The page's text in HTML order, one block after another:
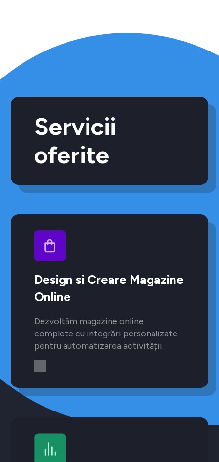
Servicii
oferite
Design si Creare Magazine
Online
Dezvoltăm magazine online
complete cu integrări personalizate
pentru automatizarea activității.